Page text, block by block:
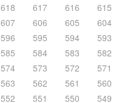
618 617 616 615
607 606 605 604
596 595 594 593
585 584 583 582
574 573 572 571
563 562 561 560
552 551 550 549